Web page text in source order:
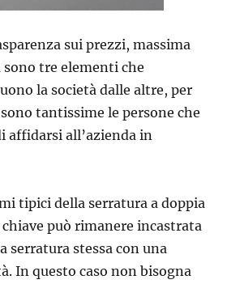
sui prezzi, massima
tre elementi che
la società dalle altre, per
tantissime le persone che
affidarsi all’azienda in
tipici della serratura a doppia
chiave può rimanere incastrata
serratura stessa con una
In questo caso non bisogna